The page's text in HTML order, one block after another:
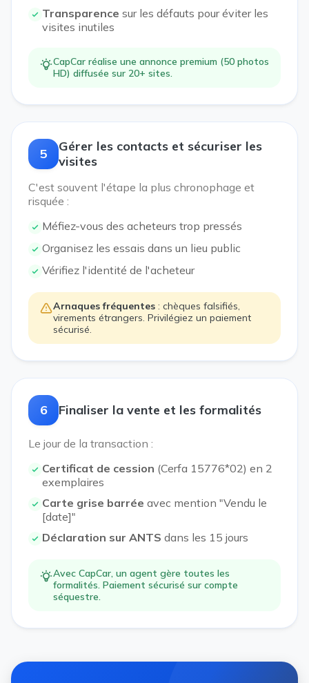
Transparence sur les défauts pour éviter les
visites inutiles
CapCar réalise une annonce premium (50 photos
HD) diffusée sur 20+ sites.
5
Gérer les contacts et sécuriser les
visites
C'est souvent l'étape la plus chronophage et
risquée :
Méfiez-vous des acheteurs trop pressés
Organisez les essais dans un lieu public
Vérifiez l'identité de l'acheteur
Arnaques fréquentes : chèques falsifiés,
virements étrangers. Privilégiez un paiement
sécurisé.
6 Finaliser la vente et les formalités
Le jour de la transaction :
Certificat de cession (Cerfa 15776*02) en 2
exemplaires
Carte grise barrée avec mention "Vendu le
[date]"
Déclaration sur ANTS dans les 15 jours
Avec CapCar, un agent gère toutes les
formalités. Paiement sécurisé sur compte
séquestre.